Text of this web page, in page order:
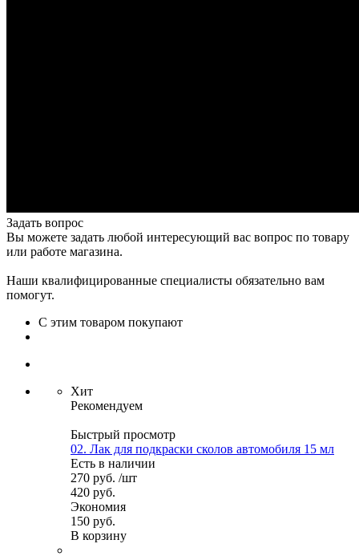
Задать вопрос
Вы можете задать любой интересующий вас вопрос по товару
или работе магазина.
Наши квалифицированные специалисты обязательно вам
помогут.
С этим товаром покупают
Хит
Рекомендуем
Быстрый просмотр
02. Лак для подкраски сколов автомобиля 15 мл
Есть в наличии
270 руб. /шт
420 руб.
Экономия
150 руб.
В корзину